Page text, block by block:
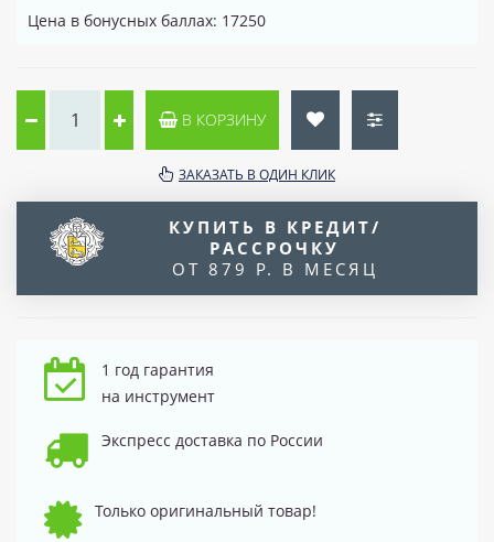
Цена в бонусных баллах: 17250
В КОРЗИНУ
ЗАКАЗАТЬ В ОДИН КЛИК
КУПИТЬ В КРЕДИТ/
РАССРОЧКУ
ОТ 879 Р. В МЕСЯЦ
1 год гарантия
на инструмент
Экспресс доставка по России
Только оригинальный товар!